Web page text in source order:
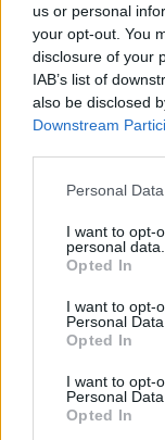
us or personal
your opt-out. You
disclosure of your
IAB’s list of
also be disclosed
Downstream
Please note that
not limited to your
grant or deny
use your data for
consent section.
Personal
I want to opt-
personal data.
Opted In
I want to opt-
Personal Data.
Opted In
I want to opt-
Personal
Opted In
2021-